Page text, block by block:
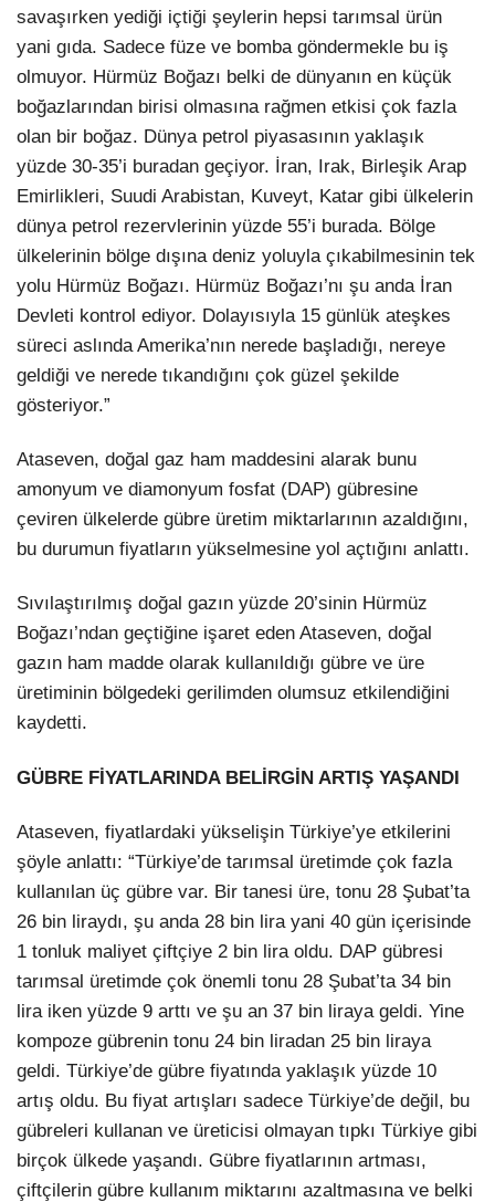
savaşırken yediği içtiği şeylerin hepsi tarımsal ürün
yani gıda. Sadece füze ve bomba göndermekle bu iş
olmuyor. Hürmüz Boğazı belki de dünyanın en küçük
boğazlarından birisi olmasına rağmen etkisi çok fazla
olan bir boğaz. Dünya petrol piyasasının yaklaşık
yüzde 30-35’i buradan geçiyor. İran, Irak, Birleşik Arap
Emirlikleri, Suudi Arabistan, Kuveyt, Katar gibi ülkelerin
dünya petrol rezervlerinin yüzde 55’i burada. Bölge
ülkelerinin bölge dışına deniz yoluyla çıkabilmesinin tek
yolu Hürmüz Boğazı. Hürmüz Boğazı’nı şu anda İran
Devleti kontrol ediyor. Dolayısıyla 15 günlük ateşkes
süreci aslında Amerika’nın nerede başladığı, nereye
geldiği ve nerede tıkandığını çok güzel şekilde
gösteriyor.”
Ataseven, doğal gaz ham maddesini alarak bunu
amonyum ve diamonyum fosfat (DAP) gübresine
çeviren ülkelerde gübre üretim miktarlarının azaldığını,
bu durumun fiyatların yükselmesine yol açtığını anlattı.
Sıvılaştırılmış doğal gazın yüzde 20’sinin Hürmüz
Boğazı’ndan geçtiğine işaret eden Ataseven, doğal
gazın ham madde olarak kullanıldığı gübre ve üre
üretiminin bölgedeki gerilimden olumsuz etkilendiğini
kaydetti.
GÜBRE FİYATLARINDA BELİRGİN ARTIŞ YAŞANDI
Ataseven, fiyatlardaki yükselişin Türkiye’ye etkilerini
şöyle anlattı: “Türkiye’de tarımsal üretimde çok fazla
kullanılan üç gübre var. Bir tanesi üre, tonu 28 Şubat’ta
26 bin liraydı, şu anda 28 bin lira yani 40 gün içerisinde
1 tonluk maliyet çiftçiye 2 bin lira oldu. DAP gübresi
tarımsal üretimde çok önemli tonu 28 Şubat’ta 34 bin
lira iken yüzde 9 arttı ve şu an 37 bin liraya geldi. Yine
kompoze gübrenin tonu 24 bin liradan 25 bin liraya
geldi. Türkiye’de gübre fiyatında yaklaşık yüzde 10
artış oldu. Bu fiyat artışları sadece Türkiye’de değil, bu
gübreleri kullanan ve üreticisi olmayan tıpkı Türkiye gibi
birçok ülkede yaşandı. Gübre fiyatlarının artması,
çiftçilerin gübre kullanım miktarını azaltmasına ve belki